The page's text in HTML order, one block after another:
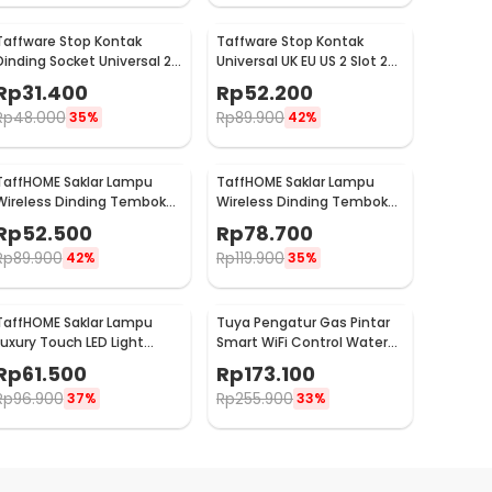
Stop Kontak
Socket Universal 2
USB A Switch 250V - LC-19
31.400
48.000 35%
Taffware Stop Kontak
Universal UK EU US 2 Slot 2
Rp52.200
Rp89.900 42%
Saklar Lampu
Dinding Tembok
1 Receiver - WHK01
52.500
89.900 42%
TaffHOME Saklar Lampu
Wireless Dinding Tembok
Lamp Switch RF 433MHz 2
Gang 2 Receiver - WHK01
Rp78.700
Rp119.90035%
Saklar Lampu
Touch LED Light
Panel 3 Gang - AO-001
61.500
96.900 37%
Tuya Pengatur Gas Pintar
Smart WiFi Control Water
Valve Gas Controller - YB5
Rp173.100
Rp255.90033%